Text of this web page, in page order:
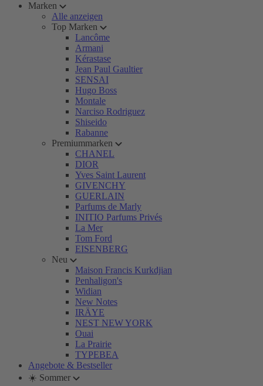
Marken
Alle anzeigen
Top Marken
Lancôme
Armani
Kérastase
Jean Paul Gaultier
SENSAI
Hugo Boss
Montale
Narciso Rodriguez
Shiseido
Rabanne
Premiummarken
CHANEL
DIOR
Yves Saint Laurent
GIVENCHY
GUERLAIN
Parfums de Marly
INITIO Parfums Privés
La Mer
Tom Ford
EISENBERG
Neu
Maison Francis Kurkdjian
Penhaligon's
Widian
New Notes
IRÄYE
NEST NEW YORK
Ouai
La Prairie
TYPEBEA
Angebote & Bestseller
☀️ Sommer